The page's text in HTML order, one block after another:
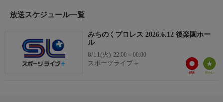
放送スケジュール一覧
みちのくプロレス 2026.6.12 後楽園ホー
ル
8/11(火) 22:00～00:00
スポーツライブ＋